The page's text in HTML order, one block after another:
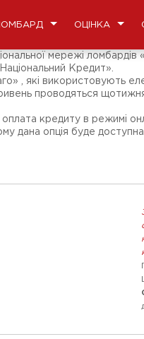
ОЦІНКА
мережі
Кредит».
, які використовують
проводяться
кредиту в режимі
дана опція буде доступна